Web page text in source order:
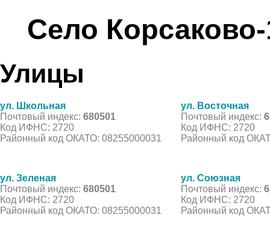
Село
Улицы
ул. Школьная
Почтовый индекс: 680501
Код ИФНС: 2720
Районный код ОКАТО: 08255000031
ул. Восточная
Почтовый индекс:
Код ИФНС: 2720
Районный код
ул. Зеленая
Почтовый индекс: 680501
Код ИФНС: 2720
Районный код ОКАТО: 08255000031
ул. Союзная
Почтовый индекс:
Код ИФНС: 2720
Районный код